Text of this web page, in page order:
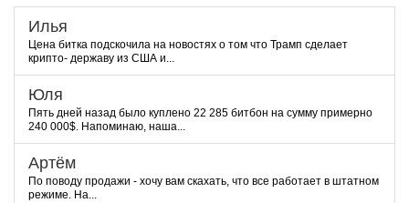
Илья
Цена битка подскочила на новостях о том что Трамп сделает
крипто- державу из США и...
Юля
Пять дней назад было куплено 22 285 битбон на сумму примерно
240 000$. Напоминаю, наша...
Артём
По поводу продажи - хочу вам скахать, что все работает в штатном
режиме. На...